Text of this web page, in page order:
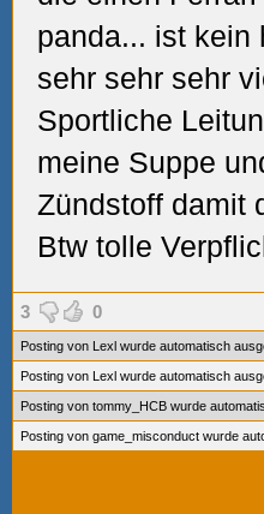
panda... ist
sehr sehr sehr
Sportliche
meine Suppe
Zündstoff damit
Btw tolle
3 0
Posting von Lexl wurde automatisch
Posting von Lexl wurde automatisch
Posting von tommy_HCB wurde
Posting von game_misconduct wurde